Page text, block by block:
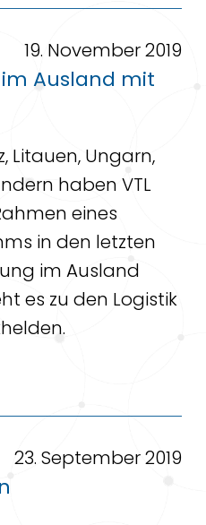
19. November 2019
Ausland mit
Litauen, Ungarn,
haben VTL
eines
in den letzten
im Ausland
es zu den Logistik
23. September 2019